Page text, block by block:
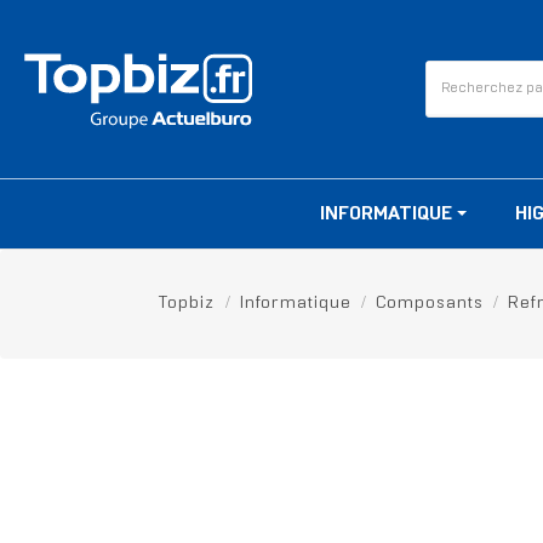
INFORMATIQUE
Topbiz Informatique Composants